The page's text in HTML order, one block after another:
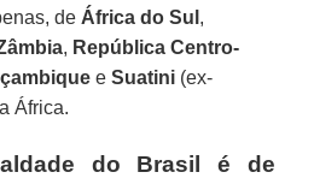
de África do Sul ,
, República Centro-
eSuatini (ex-
África.
do Brasil é de